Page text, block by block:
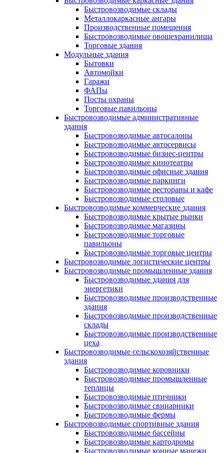
Быстровозводимые склады
Металлокаркасные ангары
Производственные помещения
Быстровозводимые овощехранилища
Торговые здания
Модульные здания
Бытовки
Автомойки
Гаражи
ФАПы
Посты охраны
Торговые павильоны
Быстровозводимые административные
здания
Быстровозводимые автосалоны
Быстровозводимые автосервисы
Быстровозводимые бизнес-центры
Быстровозводимые кинотеатры
Быстровозводимые офисные здания
Быстровозводимые паркинги
Быстровозводимые рестораны и кафе
Быстровозводимые столовые
Быстровозводимые коммерческие здания
Быстровозводимые крытые рынки
Быстровозводимые магазины
Быстровозводимые торговые
павильоны
Быстровозводимые торговые центры
Быстровозводимые логистические центры
Быстровозводимые промышленные здания
Быстровозводимые здания для
энергетики
Быстровозводимые производственные
здания
Быстровозводимые производственные
склады
Быстровозводимые производственные
цеха
Быстровозводимые сельскохозяйственные
здания
Быстровозводимые коровники
Быстровозводимые промышленные
теплицы
Быстровозводимые птичники
Быстровозводимые свинарники
Быстровозводимые фермы
Быстровозводимые спортивные здания
Быстровозводимые бассейны
Быстровозводимые картодромы
Быстровозводимые конные манежи